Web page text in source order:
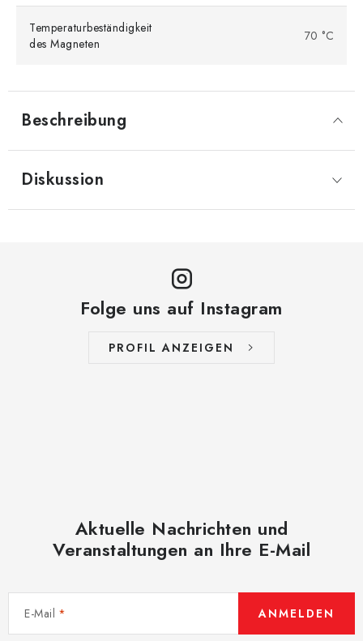
Beschreibung
Temperaturbeständigkeit
des Magneten
70 °C
Diskussion
Folge uns auf Instagram
PROFIL ANZEIGEN
Aktuelle Nachrichten und
Veranstaltungen an Ihre E-Mail
E-Mail ANMELDEN